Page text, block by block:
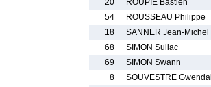
20
ROUPIE Bastien
54
ROUSSEAU Philippe
18
SANNER Jean-Michel
68
SIMON Suliac
69
SIMON Swann
8
SOUVESTRE Gwendal